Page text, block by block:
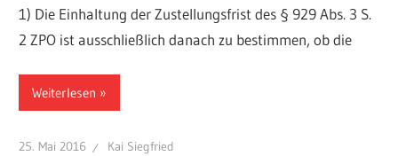
1) Die Einhaltung der Zustellungsfrist des § 929 Abs. 3 S.
2 ZPO ist ausschließlich danach zu bestimmen, ob die
Weiterlesen
25. Mai 2016 Kai Siegfried